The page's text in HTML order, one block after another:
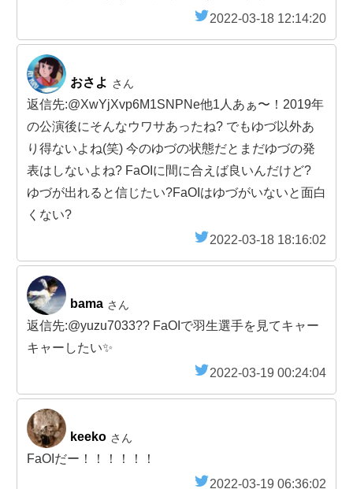
2022-03-18 12:14:20
おさよ さん
返信先:@XwYjXvp6M1SNPNe他1人あぁ〜！2019年
の公演後にそんなウワサあったね? でもゆづ以外あ
り得ないよね(笑) 今のゆづの状態だとまだゆづの発
表はしないよね? FaOIに間に合えば良いんだけど?
ゆづが出れると信じたい?FaOIはゆづがいないと面白
くない?
2022-03-18 18:16:02
bama さん
返信先:@yuzu7033?? FaOIで羽生選手を見てキャー
キャーしたい✨
2022-03-19 00:24:04
keeko さん
FaOIだー！！！！！！
2022-03-19 06:36:02